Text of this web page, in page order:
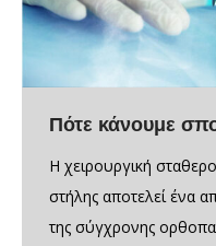
Πότε κάνουμε
Η χειρουργική
στήλης αποτελεί ένα
της σύγχρονης